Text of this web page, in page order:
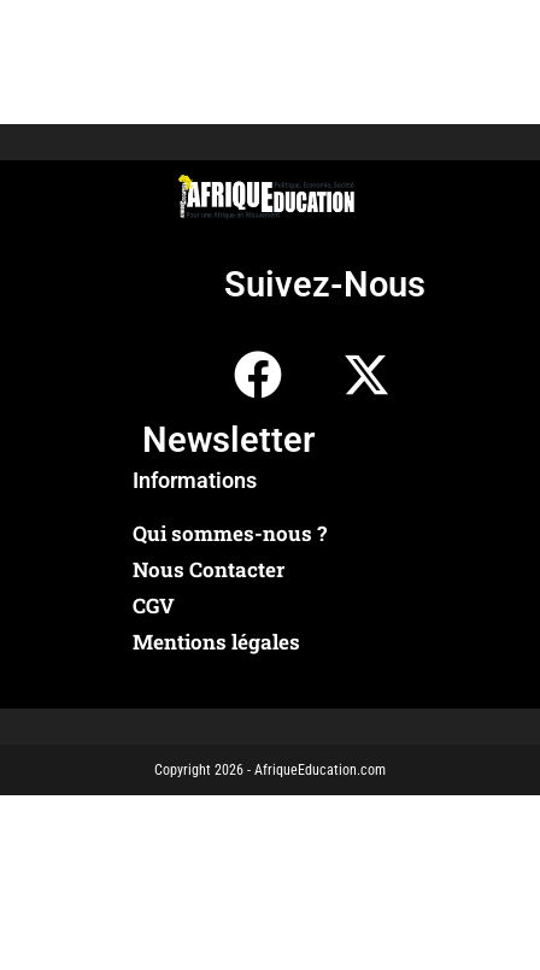
Suivez-Nous
Newsletter
Informations
Qui sommes-nous ?
Nous Contacter
CGV
Mentions légales
Copyright 2026 - AfriqueEducation.com